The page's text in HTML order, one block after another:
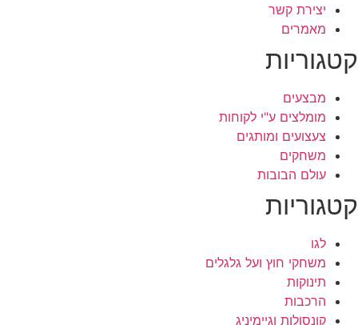
יצירת קשר
מאמרים
קטגוריות
מבצעים
מומלצים ע"י לקוחות
צעצועים ומותגים
משחקים
עולם הבובות
קטגוריות
לגו
משחקי חוץ ועל גלגלים
תינוקות
הרכבות
קונסולות וגיימיניג